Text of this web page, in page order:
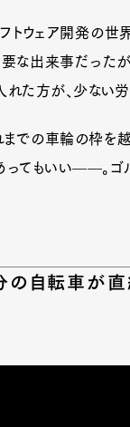
フトウェア開発の
な出来事だった
た方が、少ない
までの車輪の枠を
てもいい——。ゴ
の自転車が